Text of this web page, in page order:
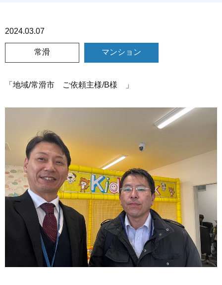
2024.03.07
常滑 マンション
「地域/常滑市 ご依頼主様/B様 」